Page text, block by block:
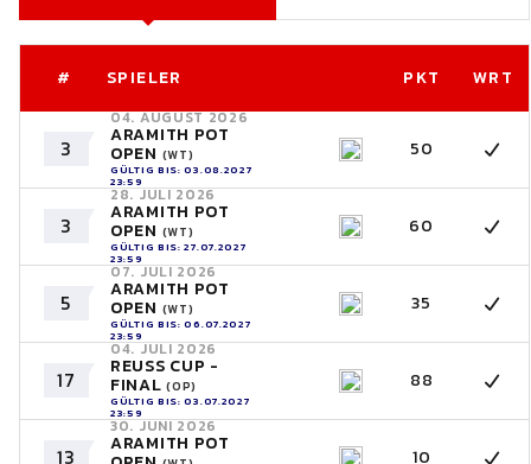
# SPIELER PKT WRT
3
04. AUGUST 2026
ARAMITH POT
OPEN (WT)
GÜLTIG BIS: 03.08.2027
23:59
50
3
28. JULI 2026
ARAMITH POT
OPEN (WT)
GÜLTIG BIS: 27.07.2027
23:59
60
5
07. JULI 2026
ARAMITH POT
OPEN (WT)
GÜLTIG BIS: 06.07.2027
23:59
35
17
04. JULI 2026
REUSS CUP -
FINAL(OP)
GÜLTIG BIS: 03.07.2027
23:59
88
13
30. JUNI 2026
ARAMITH POT
10